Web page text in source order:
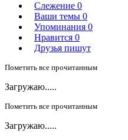
Слежение 0
Ваши темы 0
Упоминания 0
Нравится 0
Друзья пишут
Пометить все прочитанным
Загружаю.....
Пометить все прочитанным
Загружаю.....